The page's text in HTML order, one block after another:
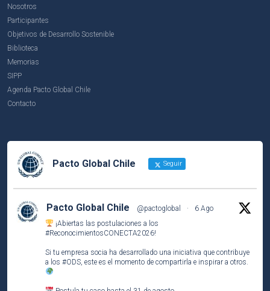
Nosotros
Participantes
Objetivos de Desarrollo Sostenible
Biblioteca
Memorias
SIPP
Agenda Pacto Global Chile
Contacto
Pacto Global Chile Seguir
Pacto Global Chile @pactoglobal ·
6 Ago
¡Abiertas las postulaciones a los
#ReconocimientosCONECTA2026!
Si tu empresa socia ha desarrollado una iniciativa que contribuye
a los #ODS , este es el momento de compartirla e inspirar a otros.